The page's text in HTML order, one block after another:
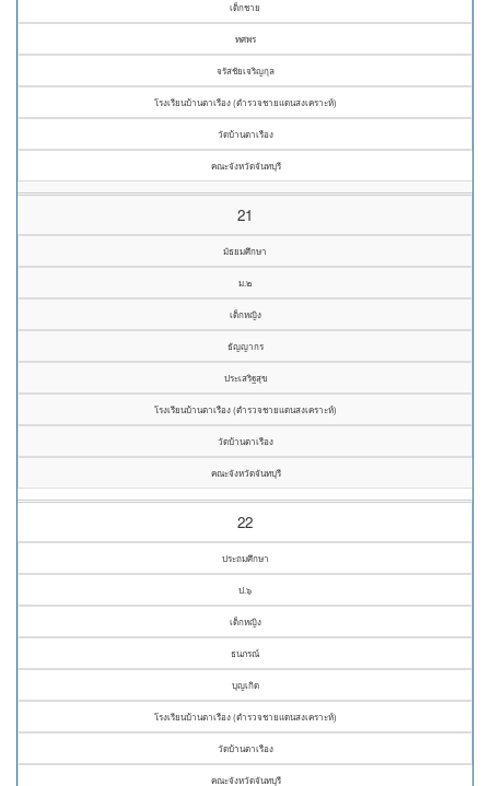
เด็กชาย
ทศพร
จรัสชัยเจริญกุล
โรงเรียนบ้านตาเรือง (ตำรวจชายแดนสงเคราะห์)
วัดบ้านตาเรือง
คณะจังหวัดจันทบุรี
21
มัธยมศึกษา
ม.๒
เด็กหญิง
ธัญญากร
ประเสริฐสุข
โรงเรียนบ้านตาเรือง (ตำรวจชายแดนสงเคราะห์)
วัดบ้านตาเรือง
คณะจังหวัดจันทบุรี
22
ประถมศึกษา
ป.๖
เด็กหญิง
ธนภรณ์
บุญเกิด
โรงเรียนบ้านตาเรือง (ตำรวจชายแดนสงเคราะห์)
วัดบ้านตาเรือง
คณะจังหวัดจันทบุรี